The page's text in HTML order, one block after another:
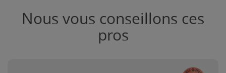
Nous vous conseillons ces
pros